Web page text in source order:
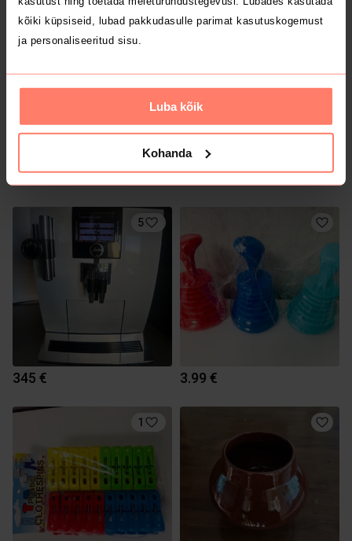
kõiki küpsiseid, lubad pakkudasulle parimat kasutuskogemust
ja personaliseeritud sisu.
Luba kõik
Kohanda
1
6.99 €
5
345 € 3.99 €
1